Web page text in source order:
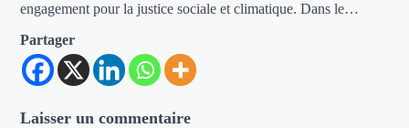
engagement pour la justice sociale et climatique. Dans le…
Partager
Laisser un commentaire